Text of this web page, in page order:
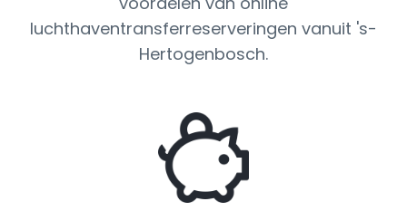
luchthaventransferreserveringen vanuit 's-
Hertogenbosch.